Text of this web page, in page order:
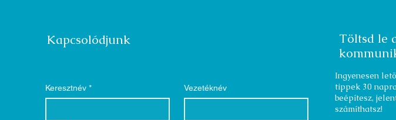
Kapcsolódjunk
Keresztnév * Vezetéknév
Töltsd le
Ingyenesen
tippek 30
beépítesz,
számíthatsz!